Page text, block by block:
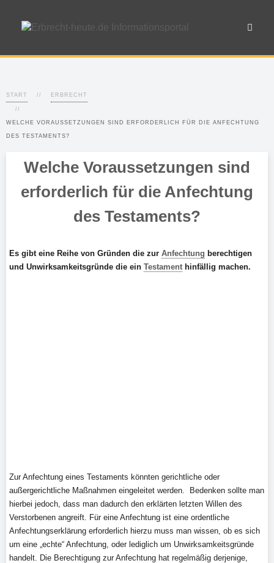
START ERBRECHT
WELCHE VORAUSSETZUNGEN SIND ERFORDERLICH FÜR DIE ANFECHTUNG
DES TESTAMENTS?
Welche Voraussetzungen sind
erforderlich für die Anfechtung
des Testaments?
Es gibt eine Reihe von Gründen die zur Anfechtung berechtigen
und Unwirksamkeitsgründe die ein Testament hinfällig machen.
Zur Anfechtung eines Testaments könnten gerichtliche oder
außergerichtliche Maßnahmen eingeleitet werden. Bedenken sollte man
hierbei jedoch, dass man dadurch den erklärten letzten Willen des
Verstorbenen angreift. Für eine Anfechtung ist eine ordentliche
Anfechtungserklärung erforderlich hierzu muss man wissen, ob es sich
um eine „echte“ Anfechtung, oder lediglich um Unwirksamkeitsgründe
handelt. Die Berechtigung zur Anfechtung hat regelmäßig derjenige,